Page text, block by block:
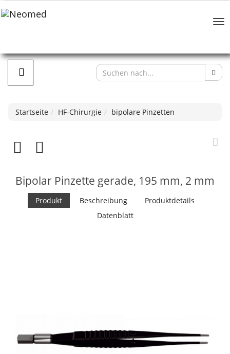
Startseite HF-Chirurgie bipolare Pinzetten
Bipolar Pinzette gerade, 195 mm, 2 mm
Produkt Beschreibung
Produktdetails
Datenblatt